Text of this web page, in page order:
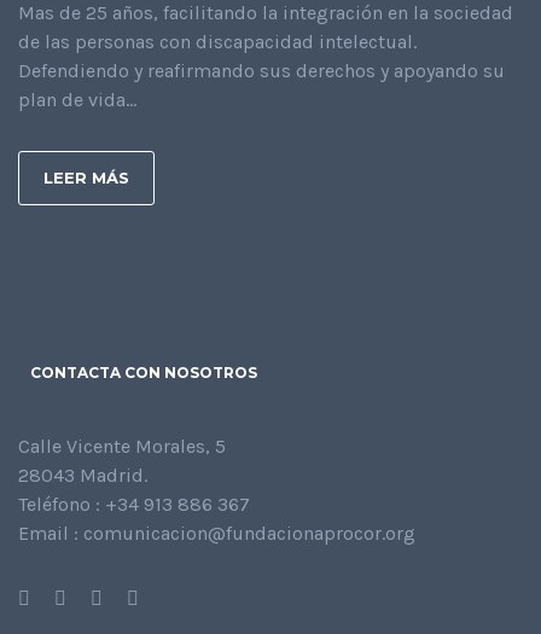
Mas de 25 años, facilitando la integración en la sociedad
de las personas con discapacidad intelectual.
Defendiendo y reafirmando sus derechos y apoyando su
plan de vida...
LEER MÁS
CONTACTA CON NOSOTROS
Calle Vicente Morales, 5
28043 Madrid.
Teléfono : +34 913 886 367
Email : comunicacion@fundacionaprocor.org